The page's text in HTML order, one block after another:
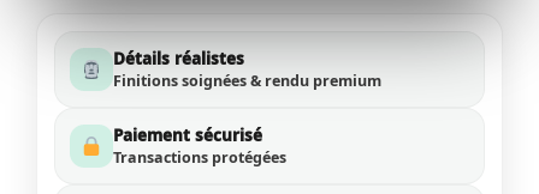
Détails réalistes
Finitions soignées & rendu premium
Paiement sécurisé
Transactions protégées